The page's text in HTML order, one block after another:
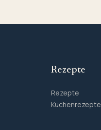
Rezepte
Rezepte
Kuchenrezepte